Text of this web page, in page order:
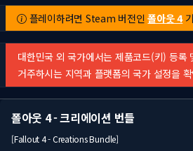
플레이하려면 Steam 버전인폴아웃 4
대한민국 외 국가에서는 제품코드(키) 등록
거주하시는 지역과 플랫폼의 국가 설정을
폴아웃 4 - 크리에이션 번들
[Fallout 4 - Creations Bundle]